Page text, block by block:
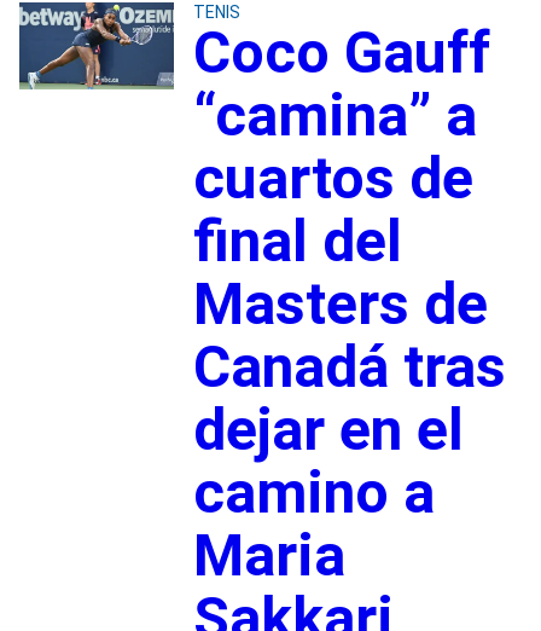
TENIS
Coco Gauff
“camina” a
cuartos de
final del
Masters de
Canadá tras
dejar en el
camino a
Maria